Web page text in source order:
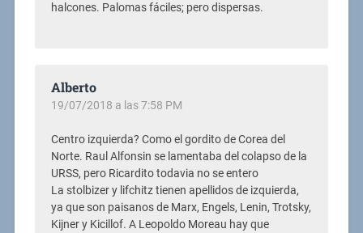
halcones. Palomas fáciles; pero dispersas.
Alberto
19/07/2018 a las 7:58 PM
Centro izquierda? Como el gordito de Corea del
Norte. Raul Alfonsin se lamentaba del colapso de la
URSS, pero Ricardito todavia no se entero
La stolbizer y lifchitz tienen apellidos de izquierda,
ya que son paisanos de Marx, Engels, Lenin, Trotsky,
Kijner y Kicillof. A Leopoldo Moreau hay que